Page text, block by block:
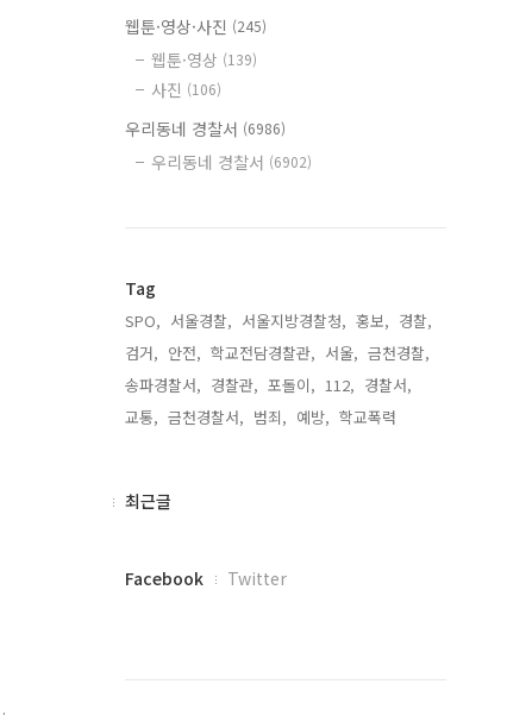
웹툰·영상·사진 (245)
웹툰·영상 (139)
사진 (106)
우리동네 경찰서 (6986)
우리동네 경찰서 (6902)
Tag
SPO, 서울경찰, 서울지방경찰청, 홍보, 경찰,
검거, 안전, 학교전담경찰관, 서울, 금천경찰,
송파경찰서, 경찰관, 포돌이, 112, 경찰서,
교통, 금천경찰서, 범죄, 예방, 학교폭력,
최
최근글
페
Facebook Twitter